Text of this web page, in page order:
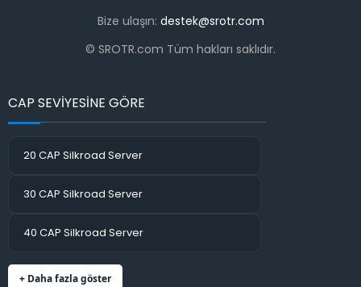
Bize ulaşın: destek@srotr.com
© SROTR.com Tüm hakları saklıdır.
CAP SEVİYESİNE GÖRE
20 CAP Silkroad Server
30 CAP Silkroad Server
40 CAP Silkroad Server
+ Daha fazla göster